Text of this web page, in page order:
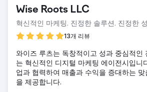
했습니다.
솔루션
도메인 속성 전체에 SEO 기본 사항을 적용
주요 소셜 채널 전반에 걸쳐 블로그 콘텐
관리 전략을 고안하고, 고객 리뷰에서 풍
는 맞춤형 보고를 개발했습니다.
Wise Roots LLC
혁신적인 마케팅. 진정한 솔루션. 진정한
13개 리뷰
와이즈 루츠는 독창적이고 성과 중심적인
는 혁신적인 디지털 마케팅 에이전시입니
업과 협력하여 매출과 수익을 증대하는
을 제공합니다.